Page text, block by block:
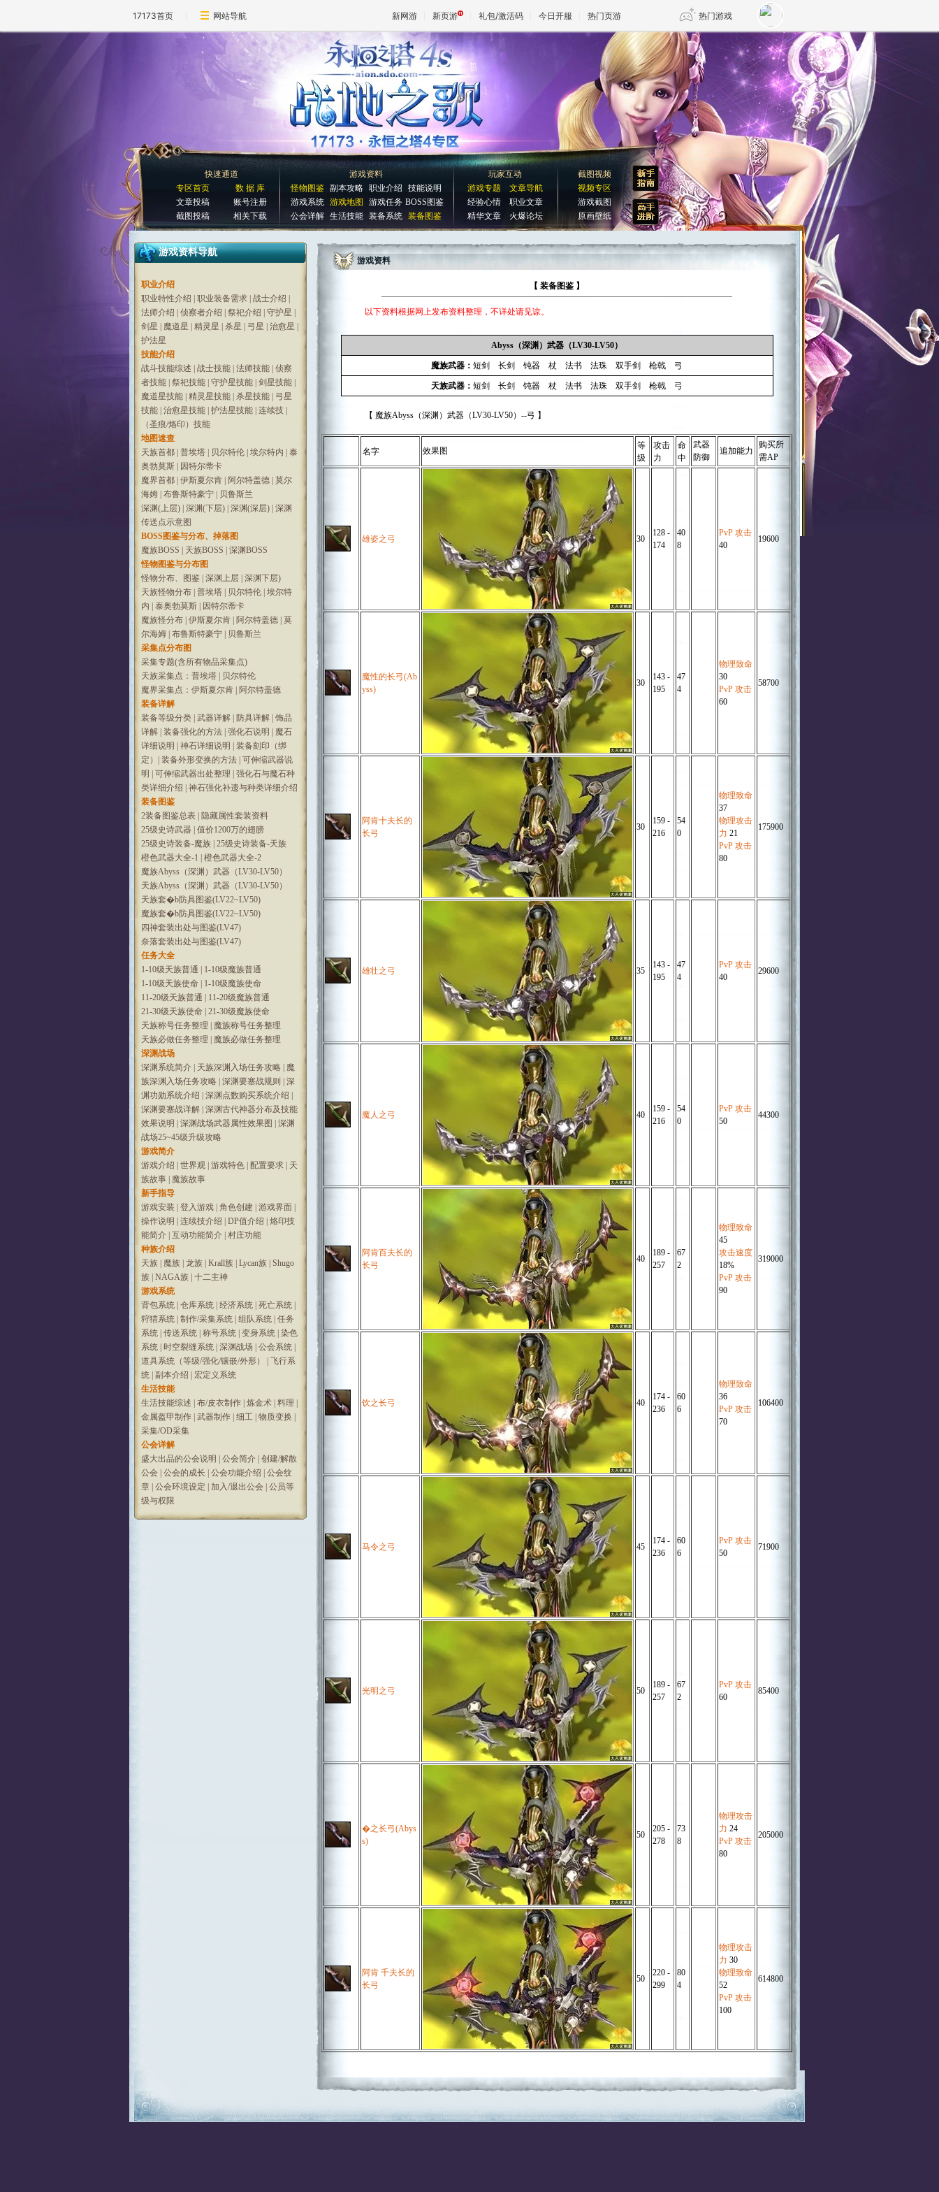
17173首页 网站导航 新网游 新页游 礼包/激活码 今日开服 热门页游 热门游戏
魔兽 DNF
天堂 剑网3旗舰版 新天龙八部
王权与自由 诛仙世界 仙剑世界
快速通道
专区首页
数 据 库
文章投稿
账号注册
截图投稿
相关下载
游戏资料
怪物图鉴
副本攻略 职业介绍
技能说明
游戏系统
游戏地图 游戏任务 BOSS图鉴
公会详解
生活技能 装备系统 装备图鉴
玩家互动
游戏专题
文章导航
经验心情
职业文章
精华文章
火爆论坛
截图视频
视频专区
游戏截图
原画壁纸
游戏资料导航
职业介绍
职业特性介绍
职业装备需求 战士介绍
法师介绍
侦察者介绍 祭祀介绍 守护星
剑星
魔道星 精灵星 杀星 弓星 治愈星
护法星
技能介绍
战斗技能综述
战士技能 法师技能 侦察
者技能 祭祀技能 守护星技能 剑星技能
魔道星技能 精灵星技能 杀星技能
弓星
技能 治愈星技能 护法星技能 连续技
（圣痕/烙印）技能
地图速查
天族首都 普埃塔 贝尔特伦 埃尔特内
泰
奥勃莫斯
因特尔蒂卡
魔界首都 伊斯夏尔肯 阿尔特盖德 莫尔
海姆 布鲁斯特豪宁
贝鲁斯兰
深渊(上层) 深渊(下层) 深渊(深层) 深渊
传送点示意图
BOSS图鉴与分布、掉落图
魔族BOSS
天族BOSS
深渊BOSS
怪物图鉴与分布图
怪物分布、图鉴
深渊上层 深渊下层)
天族怪物分布 普埃塔 贝尔特伦 埃尔特
内
泰奥勃莫斯
因特尔蒂卡
魔族怪分布 伊斯夏尔肯 阿尔特盖德 莫
尔海姆 布鲁斯特豪宁
贝鲁斯兰
采集点分布图
采集专题(含所有物品采集点)
天族采集点：普埃塔
贝尔特伦
魔界采集点：伊斯夏尔肯
阿尔特盖德
装备详解
装备等级分类 武器详解 防具详解 饰品
详解 装备强化的方法 强化石说明
魔石
详细说明
神石详细说明
装备刻印（绑
定）
装备外形变换的方法 可伸缩武器说
明
可伸缩武器出处整理
强化石与魔石种
类详细介绍
神石强化补遗与种类详细介绍
装备图鉴
2装备图鉴总表
隐藏属性套装资料
25级史诗武器
值价1200万的翅膀
25级史诗装备-魔族 25级史诗装备-天族
橙色武器大全-1
橙色武器大全-2
魔族Abyss（深渊）武器（LV30-LV50）
天族Abyss（深渊）武器（LV30-LV50）
天族套�b防具图鉴(LV22~LV50)
魔族套�b防具图鉴(LV22~LV50)
四神套装出处与图鉴(LV47)
奈落套装出处与图鉴(LV47)
任务大全
1-10级天族普通
1-10级魔族普通
1-10级天族使命
1-10级魔族使命
11-20级天族普通
11-20级魔族普通
21-30级天族使命 21-30级魔族使命
天族称号任务整理
魔族称号任务整理
天族必做任务整理
魔族必做任务整理
深渊战场
深渊系统简介
天族深渊入场任务攻略
魔
族深渊入场任务攻略 深渊要塞战规则
深
渊功勋系统介绍
深渊点数购买系统介绍
深渊要塞战详解 深渊古代神器分布及技能
效果说明
深渊战场武器属性效果图
深渊
战场25~45级升级攻略
游戏简介
游戏介绍
世界观 游戏特色 配置要求
天
族故事
魔族故事
新手指导
游戏安装
登入游戏 角色创建 游戏界面
操作说明
连续技介绍 DP值介绍
烙印技
能简介 互动功能简介 村庄功能
种族介绍
天族
魔族 龙族 Krall族 Lycan族 Shugo
族 NAGA族 十二主神
游戏系统
背包系统 仓库系统 经济系统 死亡系统
狩猎系统 制作/采集系统 组队系统 任务
系统 传送系统 称号系统 变身系统 染色
系统
时空裂缝系统 深渊战场 公会系统
道具系统（等级/强化/镶嵌/外形）
飞行系
统 副本介绍
宏定义系统
生活技能
生活技能综述
布/皮衣制作 炼金术 料理
金属盔甲制作 武器制作 细工 物质变换
采集/OD采集
公会详解
盛大出品的公会说明
公会简介 创建/解散
公会 公会的成长 公会功能介绍
公会纹
章 公会环境设定 加入/退出公会 公员等
级与权限
游戏资料
【 装备图鉴 】
以下资料根据网上发布资料整理，不详处请见谅。
Abyss（深渊）武器（LV30-LV50）
魔族武器： 短剑 长剑 钝器 杖 法书 法珠 双手剑 枪戟 弓
天族武器： 短剑 长剑 钝器 杖 法书 法珠 双手剑 枪戟 弓
【 魔族Abyss（深渊）武器（LV30-LV50）--弓 】
名字 效果图
等
级
攻击
力
命
中
武器
防御
追加能力
购买所
需AP
雄姿之弓 30
128 -
174
40
8
PvP 攻击
40
19600
魔性的长弓(Ab
yss)
30
143 -
195
47
4
物理致命
30
PvP 攻击
60
58700
阿肯十夫长的
长弓
30
159 -
216
54
0
物理致命
37
物理攻击
力 21
PvP 攻击
80
175900
雄壮之弓 35
143 -
195
47
4
PvP 攻击
40
29600
魔人之弓 40
159 -
216
54
0
PvP 攻击
50
44300
阿肯百夫长的
长弓
40
189 -
257
67
2
物理致命
45
攻击速度
18%
PvP 攻击
90
319000
饮之长弓 40
174 -
236
60
6
物理致命
36
PvP 攻击
70
106400
马令之弓 45
174 -
236
60
6
PvP 攻击
50
71900
光明之弓 50
189 -
257
67
2
PvP 攻击
60
85400
�之长弓(Abys
s)
50
205 -
278
73
8
物理攻击
力 24
PvP 攻击
80
205000
阿肯 千夫长的
长弓
50
220 -
299
80
4
物理攻击
力 30
物理致命
52
PvP 攻击
100
614800